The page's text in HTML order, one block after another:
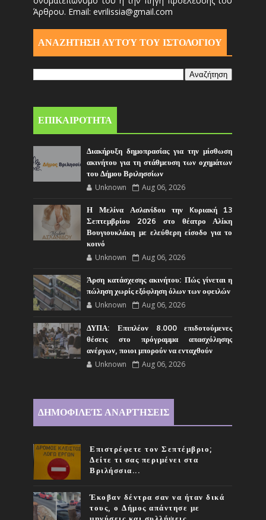
Άρθρου. Email: evrilissia@gmail.com
ΑΝΑΖΗΤΗΣΗ ΑΥΤΟΎ ΤΟΥ ΙΣΤΟΛΟΓΙΟΥ
ΕΠΙΚΑΙΡΟΤΗΤΑ
Διακήρυξη δημοπρασίας για την μίσθωση
ακινήτου για τη στάθμευση των οχημάτων
του Δήμου Βριλησσίων
Unknown Aug 06, 2026
Η Μελίνα Ασλανίδου την Kυριακή 13
Σεπτεμβρίου 2026 στο θέατρο Αλίκη
Βουγιουκλάκη με ελεύθερη είσοδο για το
κοινό
Unknown Aug 06, 2026
Άρση κατάσχεσης ακινήτου: Πώς γίνεται η
πώληση χωρίς εξόφληση όλων των οφειλών
Unknown Aug 06, 2026
ΔΥΠΑ: Επιπλέον 8.000 επιδοτούμενες
θέσεις στο πρόγραμμα απασχόλησης
ανέργων, ποιοι μπορούν να ενταχθούν
Unknown Aug 06, 2026
ΔΗΜΟΦΙΛΕΊΣ ΑΝΑΡΤΉΣΕΙΣ
Επιστρέφετε τον Σεπτέμβριο;
Δείτε τι σας περιμένει στα
Βριλήσσια...
Έκοβαν δέντρα σαν να ήταν δικά
τους, ο Δήμος απάντησε με